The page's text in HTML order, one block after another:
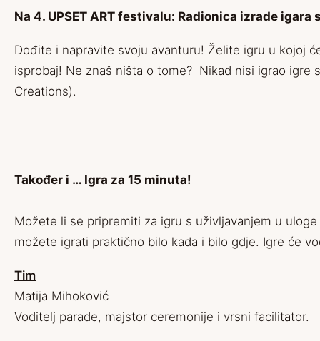
Na 4. UPSET ART festivalu: Radionica izrade
Dođite i napravite svoju avanturu! Želite igru u kojoj
isprobaj! Ne znaš ništa o tome? Nikad nisi igrao igre
Creations).
Također i … Igra za 15 minuta!
Možete li se pripremiti za igru s uživljavanjem u
možete igrati praktično bilo kada i bilo gdje. Igre će
Tim
Matija Mihoković
Voditelj parade, majstor ceremonije i vrsni facilitator.